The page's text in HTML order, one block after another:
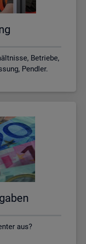
Betriebe,
Pendler.
aus?